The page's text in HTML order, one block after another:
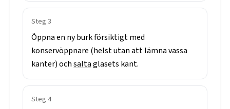
Steg 3
Öppnaen nyburkförsiktigtmed
konservöppnare (helstutanattlämnavassa
kanter)ochsaltaglasets kant.
Steg 4